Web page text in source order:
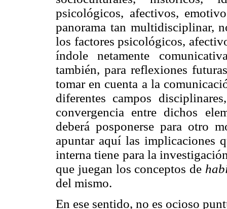
psicológicos, afectivos,
panorama tan multidisciplinar,
los factores psicológicos,
índole netamente
también, para reflexiones
tomar en cuenta a la
diferentes campos
convergencia entre dichos
deberá posponerse para otro
apuntar aquí las implicaciones
interna tiene para la
que juegan los conceptos de
del mismo.
En ese sentido, no es ocioso